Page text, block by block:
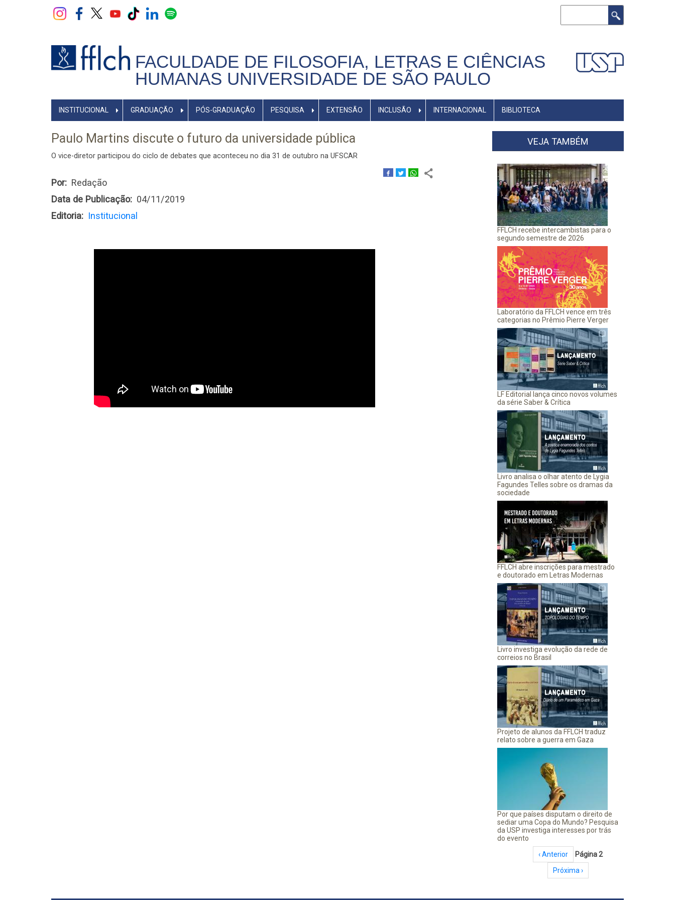
FACULDADE DE FILOSOFIA, LETRAS E CIÊNCIAS
HUMANAS UNIVERSIDADE DE SÃO PAULO
NAVEGADOR
PRINCIPAL
INSTITUCIONAL GRADUAÇÃO PÓS-GRADUAÇÃO PESQUISA EXTENSÃO INCLUSÃO INTERNACIONAL BIBLIOTECA
Paulo Martins discute o futuro da universidade pública
O vice-diretor participou do ciclo de debates que aconteceu no dia 31 de outubro na UFSCAR
Por
Redação
Data de Publicação
04/11/2019
Editoria
Institucional
VEJA TAMBÉM
FFLCH recebe intercambistas para o
segundo semestre de 2026
Laboratório da FFLCH vence em três
categorias no Prêmio Pierre Verger
LF Editorial lança cinco novos volumes
da série Saber & Crítica
Livro analisa o olhar atento de Lygia
Fagundes Telles sobre os dramas da
sociedade
FFLCH abre inscrições para mestrado
e doutorado em Letras Modernas
Livro investiga evolução da rede de
correios no Brasil
Projeto de alunos da FFLCH traduz
relato sobre a guerra em Gaza
Por que países disputam o direito de
sediar uma Copa do Mundo? Pesquisa
da USP investiga interesses por trás
do evento
PaginaçãoPágina anterior
‹ Anterior
Página 2
Próxima página
Próxima ›